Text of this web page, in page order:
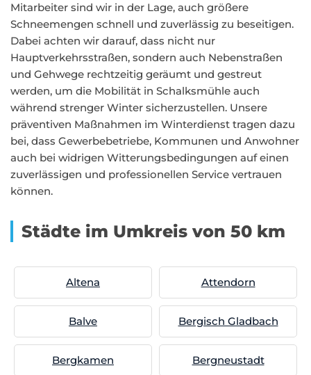
Mitarbeiter sind wir in der Lage, auch größere
Schneemengen schnell und zuverlässig zu beseitigen.
Dabei achten wir darauf, dass nicht nur
Hauptverkehrsstraßen, sondern auch Nebenstraßen
und Gehwege rechtzeitig geräumt und gestreut
werden, um die Mobilität in Schalksmühle auch
während strenger Winter sicherzustellen. Unsere
präventiven Maßnahmen im Winterdienst tragen dazu
bei, dass Gewerbebetriebe, Kommunen und Anwohner
auch bei widrigen Witterungsbedingungen auf einen
zuverlässigen und professionellen Service vertrauen
können.
Städte im Umkreis von 50 km
Altena Attendorn
Balve Bergisch Gladbach
Bergkamen Bergneustadt